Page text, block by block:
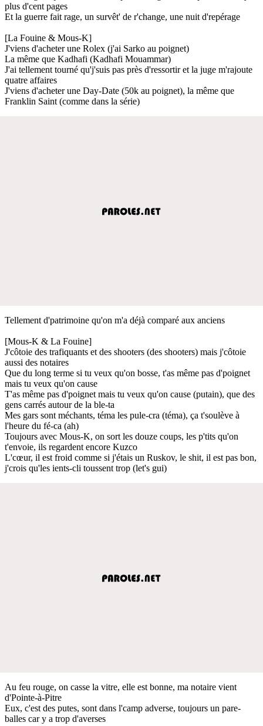
plus d'cent pages
Et la guerre fait rage, un survêt' de r'change, une nuit d'repérage
[La Fouine & Mous-K]
J'viens d'acheter une Rolex (j'ai Sarko au poignet)
La même que Kadhafi (Kadhafi Mouammar)
J'ai tellement tourné qu'j'suis pas près d'ressortir et la juge m'rajoute
quatre affaires
J'viens d'acheter une Day-Date (50k au poignet), la même que
Franklin Saint (comme dans la série)
Tellement d'patrimoine qu'on m'a déjà comparé aux anciens
[Mous-K & La Fouine]
J'côtoie des trafiquants et des shooters (des shooters) mais j'côtoie
aussi des notaires
Que du long terme si tu veux qu'on bosse, t'as même pas d'poignet
mais tu veux qu'on cause
T'as même pas d'poignet mais tu veux qu'on cause (putain), que des
gens carrés autour de la ble-ta
Mes gars sont méchants, téma les pule-cra (téma), ça t'soulève à
l'heure du fé-ca (ah)
Toujours avec Mous-K, on sort les douze coups, les p'tits qu'on
t'envoie, ils regardent encore Kuzco
L'cœur, il est froid comme si j'étais un Ruskov, le shit, il est pas bon,
j'crois qu'les ients-cli toussent trop (let's gui)
Au feu rouge, on casse la vitre, elle est bonne, ma notaire vient
d'Pointe-à-Pitre
Eux, c'est des putes, sont dans l'camp adverse, toujours un pare-
balles car y a trop d'averses